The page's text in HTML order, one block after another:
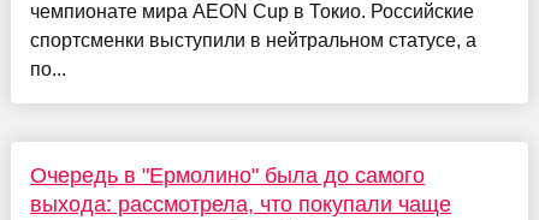
чемпионате мира AEON Cup в Токио. Российские
спортсменки выступили в нейтральном статусе, а
по...
Очередь в "Ермолино" была до самого
выхода: рассмотрела, что покупали чаще